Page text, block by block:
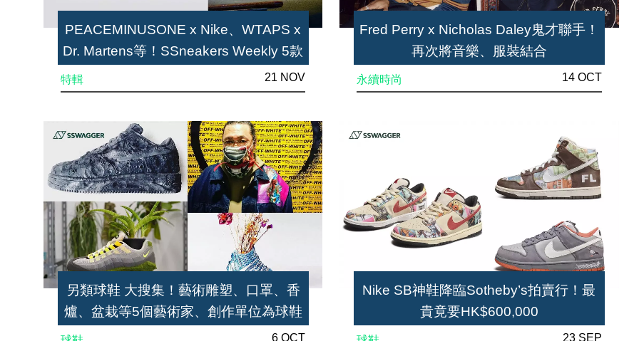
PEACEMINUSONE x Nike、WTAPS x
Dr. Martens等！SSneakers Weekly 5款
特輯 21 NOV
另類球鞋 大搜集！藝術雕塑、口罩、香
爐、盆栽等5個藝術家、創作單位為球鞋
6 OCT
Fred Perry x Nicholas Daley鬼才聯手！
再次將音樂、服裝結合
永續時尚 14 OCT
Nike SB神鞋降臨Sotheby’s拍賣行！最
貴竟要HK$600,000
23 SEP